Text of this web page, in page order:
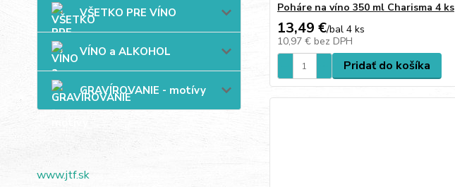
VŠETKO PRE VÍNO
VÍNO a ALKOHOL
GRAVÍROVANIE - motívy
www.jtf.sk
Poháre na víno 350 ml Charisma 4 ks
13,49 €/bal 4 ks
10,97 € bez DPH
Pridať do košíka